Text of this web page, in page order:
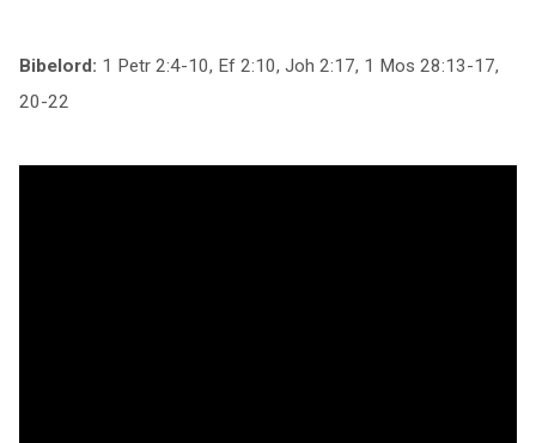
Bibelord: 1 Petr 2:4-10, Ef 2:10, Joh 2:17, 1 Mos 28:13-17,
20-22